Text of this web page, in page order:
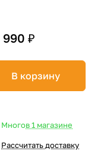
990 ₽
В корзину
Многов 1 магазине
Рассчитать доставку